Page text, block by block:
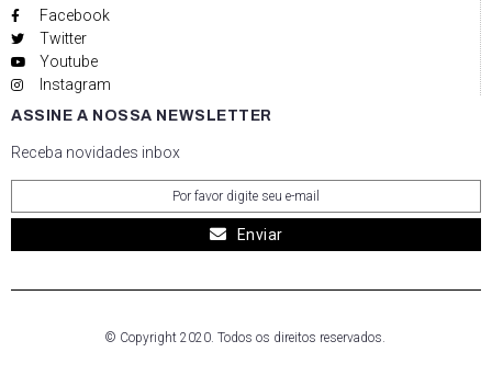
Facebook
Twitter
Youtube
Instagram
ASSINE A NOSSA NEWSLETTER
Receba novidades inbox
Enviar
© Copyright 2020. Todos os direitos reservados.